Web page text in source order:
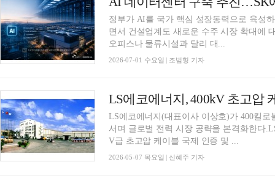
정부가 AI를 국가 핵심 성장동력으로 육성
면서 건설업계도 새로운 수주 시장 확대에
오피스나 물류시설과 달리 대...
2026-07-01 수요일 | 조범형 기자
LS에코에너지, 400kV 초고압
LS에코에너지(대표이사 이상호)가 400킬
서며 글로벌 전력 시장 공략을 본격화한다
V급 초고압 케이블 국제 인증 및 ...
2026-05-07 목요일 | 신혜주 기자